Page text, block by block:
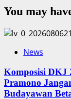
You may
News
Komposisi DKJ
Pramono
Budayawan